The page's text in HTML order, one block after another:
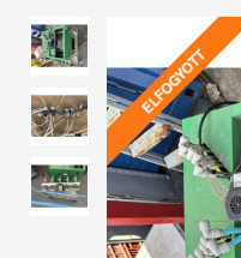
ELFOGYOTT